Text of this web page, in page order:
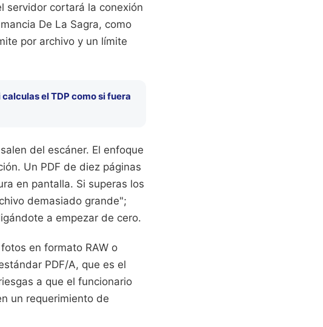
servidor cortará la conexión
De La Sagra, como
por archivo y un límite
el TDP como si fuera
del escáner. El enfoque
Un PDF de diez páginas
en pantalla. Si superas los
demasiado grande";
a empezar de cero.
en formato RAW o
PDF/A, que es el
a que el funcionario
un requerimiento de